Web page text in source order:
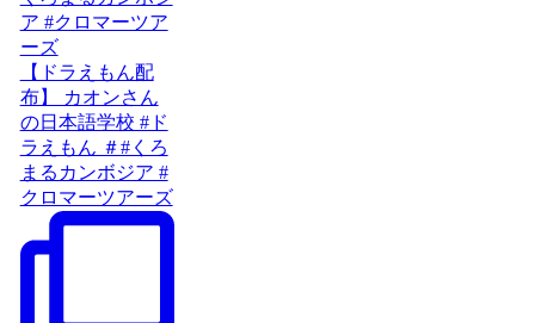
【ドラえもん配
布】 カオンさん
の日本語学校 #ド
ラえもん ＃#くろ
まるカンボジア #
クロマーツアーズ